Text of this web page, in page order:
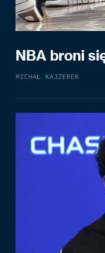
NBA broni
MICHAŁ KAJZEREK